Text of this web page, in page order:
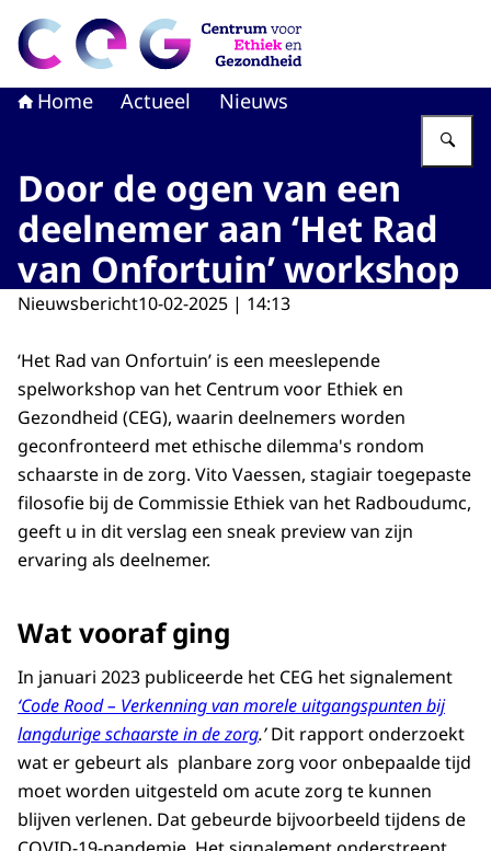
Naar de homepage van CEG - Centrum voor Ethiek en
Home Actueel Nieuws
Door de ogen van een
deelnemer aan ‘Het Rad
van Onfortuin’ workshop
Nieuwsbericht10-02-2025 | 14:13
‘Het Rad van Onfortuin’ is een meeslepende
spelworkshop van het Centrum voor Ethiek en
Gezondheid (CEG), waarin deelnemers worden
geconfronteerd met ethische dilemma's rondom
schaarste in de zorg. Vito Vaessen, stagiair toegepaste
filosofie bij de Commissie Ethiek van het Radboudumc,
geeft u in dit verslag een sneak preview van zijn
ervaring als deelnemer.
Wat vooraf ging
In januari 2023 publiceerde het CEG het signalement
‘Code Rood – Verkenning van morele uitgangspunten bij
langdurige schaarste in de zorg.’Dit rapport onderzoekt
wat er gebeurt als planbare zorg voor onbepaalde tijd
moet worden uitgesteld om acute zorg te kunnen
blijven verlenen. Dat gebeurde bijvoorbeeld tijdens de